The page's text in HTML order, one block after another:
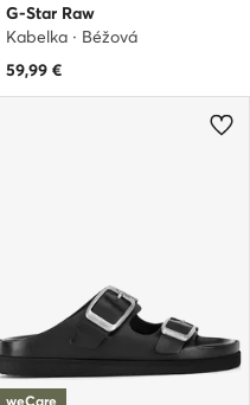
G-Star Raw
Kabelka · Béžová
59,99 €
weCare